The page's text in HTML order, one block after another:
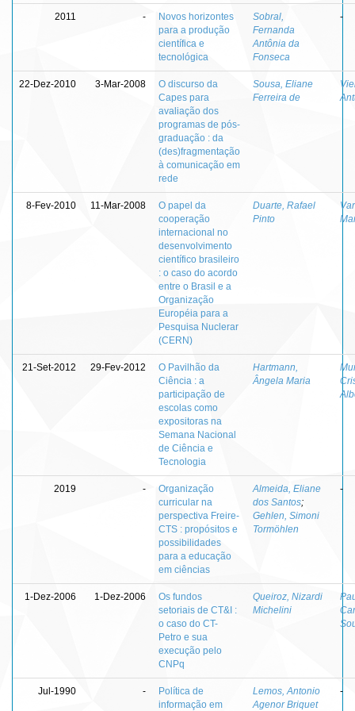
2011 -
Novos horizontes
para a produção
científica e
tecnológica
Sobral,
Fernanda
Antônia da
Fonseca
-
22-Dez-2010 3-Mar-2008
O discurso da
Capes para
avaliação dos
programas de pós-
graduação : da
(des)fragmentação
à comunicação em
rede
Sousa, Eliane
Ferreira de
8-Fev-2010 11-Mar-2008
O papel da
cooperação
internacional no
desenvolvimento
científico brasileiro
: o caso do acordo
entre o Brasil e a
Organização
Européia para a
Pesquisa Nuclerar
(CERN)
Duarte, Rafael
Pinto
21-Set-2012 29-Fev-2012
O Pavilhão da
Ciência : a
participação de
escolas como
expositoras na
Semana Nacional
de Ciência e
Tecnologia
Hartmann,
Ângela Maria
2019 -
Organização
curricular na
perspectiva Freire-
CTS : propósitos e
possibilidades
para a educação
em ciências
Almeida, Eliane
dos Santos;
Gehlen, Simoni
Tormöhlen
-
1-Dez-2006 1-Dez-2006
Os fundos
setoriais de CT&I :
o caso do CT-
Petro e sua
execução pelo
CNPq
Queiroz, Nizardi
Michelini
Jul-1990 -
Política de
informação em
Lemos, Antonio
Agenor Briquet
-